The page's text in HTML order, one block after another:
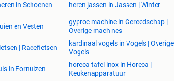
in Schoenen heren jassen in Jassen | Winter
en Vesten
gyproc machine in Gereedschap |
Overige machines
| Racefietsen
kardinaal vogels in Vogels | Overige
Vogels
in Fornuizen
horeca tafel inox in Horeca |
Keukenapparatuur